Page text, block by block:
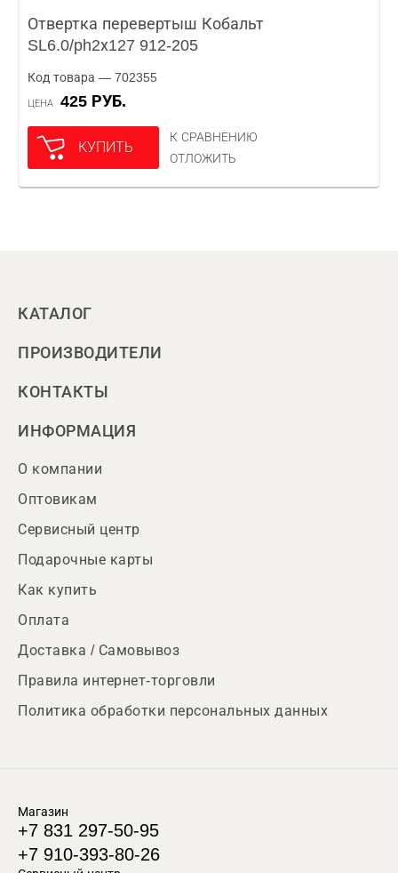
Отвертка перевертыш Кобальт
SL6.0/ph2х127 912-205
Код товара — 702355
ЦЕНА 425 РУБ.
КУПИТЬ
К СРАВНЕНИЮ
ОТЛОЖИТЬ
КАТАЛОГ
ПРОИЗВОДИТЕЛИ
КОНТАКТЫ
ИНФОРМАЦИЯ
О компании
Оптовикам
Сервисный центр
Подарочные карты
Как купить
Оплата
Доставка / Самовывоз
Правила интернет-торговли
Политика обработки персональных данных
Магазин
+7 831 297-50-95
+7 910-393-80-26